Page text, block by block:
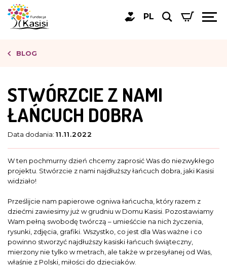
PL
BLOG
STWÓRZCIE Z NAMI
ŁAŃCUCH DOBRA
Data dodania: 11.11.2022
W ten pochmurny dzień chcemy zaprosić Was do niezwykłego
projektu. Stwórzcie z nami najdłuższy łańcuch dobra, jaki Kasisi
widziało!
Prześlijcie nam papierowe ogniwa łańcucha, który razem z
dziećmi zawiesimy już w grudniu w Domu Kasisi. Pozostawiamy
Wam pełną swobodę twórczą – umieśćcie na nich życzenia,
rysunki, zdjęcia, grafiki. Wszystko, co jest dla Was ważne i co
powinno stworzyć najdłuższy kasiski łańcuch świąteczny,
mierzony nie tylko w metrach, ale także w przesyłanej od Was,
właśnie z Polski, miłości do dzieciaków.